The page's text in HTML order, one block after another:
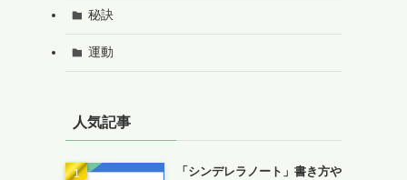
秘訣
運動
人気記事
「シンデレラノート」書き方や